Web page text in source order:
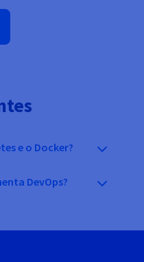
e o Docker?
DevOps?